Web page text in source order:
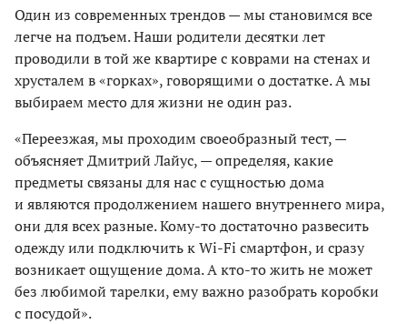
Один из современных трендов — мы становимся все
легче на подъем. Наши родители десятки лет
проводили в той же квартире с коврами на стенах и
хрусталем в «горках», говорящими о достатке. А мы
выбираем место для жизни не один раз.
«Переезжая, мы проходим своеобразный тест, —
объясняет Дмитрий Лайус, — определяя, какие
предметы связаны для нас с сущностью дома
и являются продолжением нашего внутреннего мира,
они для всех разные. Кому-то достаточно развесить
одежду или подключить к Wi-Fi смартфон, и сразу
возникает ощущение дома. А кто-то жить не может
без любимой тарелки, ему важно разобрать коробки
с посудой».